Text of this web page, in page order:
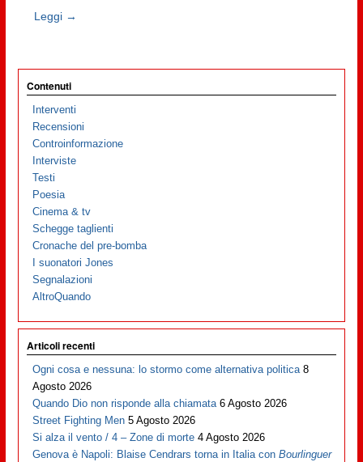
Leggi →
Contenuti
Interventi
Recensioni
Controinformazione
Interviste
Testi
Poesia
Cinema & tv
Schegge taglienti
Cronache del pre-bomba
I suonatori Jones
Segnalazioni
AltroQuando
Articoli recenti
Ogni cosa e nessuna: lo stormo come alternativa politica 8
Agosto 2026
Quando Dio non risponde alla chiamata 6 Agosto 2026
Street Fighting Men 5 Agosto 2026
Si alza il vento / 4 – Zone di morte 4 Agosto 2026
Genova è Napoli: Blaise Cendrars torna in Italia conBourlinguer